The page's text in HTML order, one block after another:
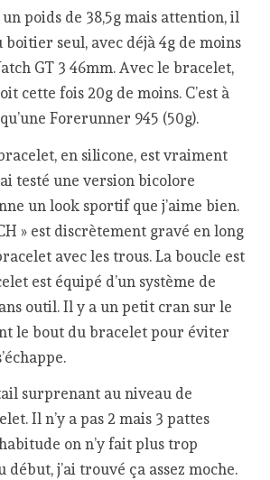
poids de 38,5g mais attention, il
boitier seul, avec déjà 4g de moins
GT 3 46mm. Avec le bracelet,
cette fois 20g de moins. C’est à
Forerunner 945 (50g).
en silicone, est vraiment
testé une version bicolore
un look sportif que j’aime bien.
» est discrètement gravé en long
avec les trous. La boucle est
est équipé d’un système de
outil. Il y a un petit cran sur le
le bout du bracelet pour éviter
surprenant au niveau de
Il n’y a pas 2 mais 3 pattes
on n’y fait plus trop
début, j’ai trouvé ça assez moche.